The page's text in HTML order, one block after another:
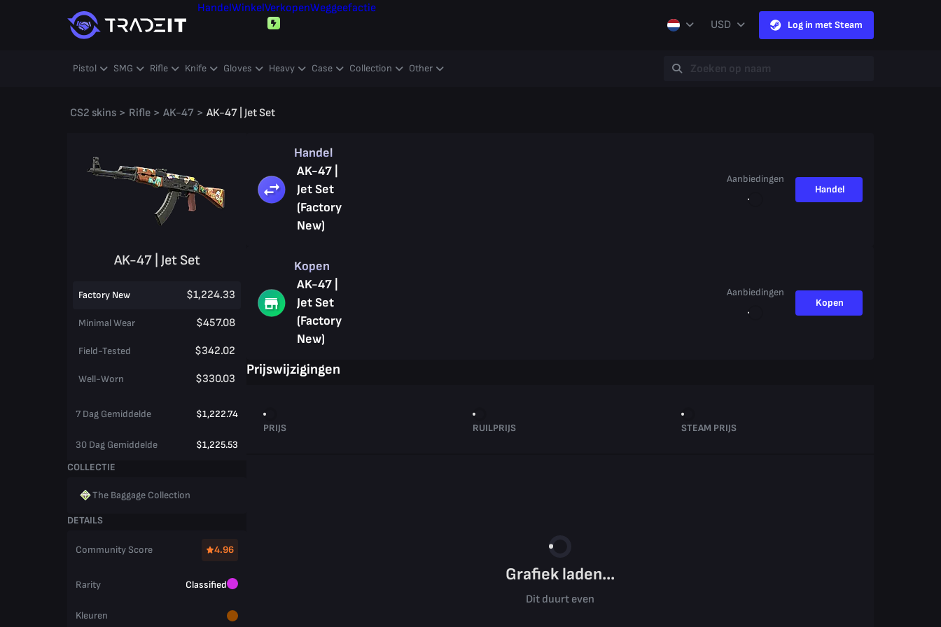
HandelWinkelVerkopenWeggeefactie
USD
Log in met Steam
Pistol SMG Rifle Knife Gloves Heavy Case Collection Other
CS2 skins > Rifle > AK-47 > AK-47 | Jet Set
AK-47 | Jet Set
Factory New $1,224.33
Minimal Wear $457.08
Field-Tested $342.02
Well-Worn $330.03
7 Dag Gemiddelde $1,222.74
30 Dag Gemiddelde
$1,225.53
COLLECTIE
The Baggage Collection
DETAILS
Community Score 4.96
Rarity Classified
Kleuren
Handel
AK-47 |
Jet Set
(Factory
New)
Aanbiedingen
Handel
Kopen
AK-47 |
Jet Set
(Factory
New)
Aanbiedingen
Kopen
Prijswijzigingen
PRIJS RUILPRIJS STEAM PRIJS
Grafiek laden...
Dit duurt even